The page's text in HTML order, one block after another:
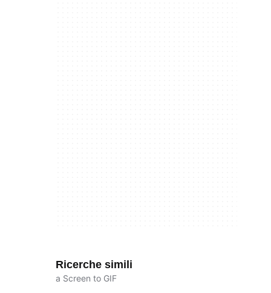
Ricerche simili
a Screen to GIF